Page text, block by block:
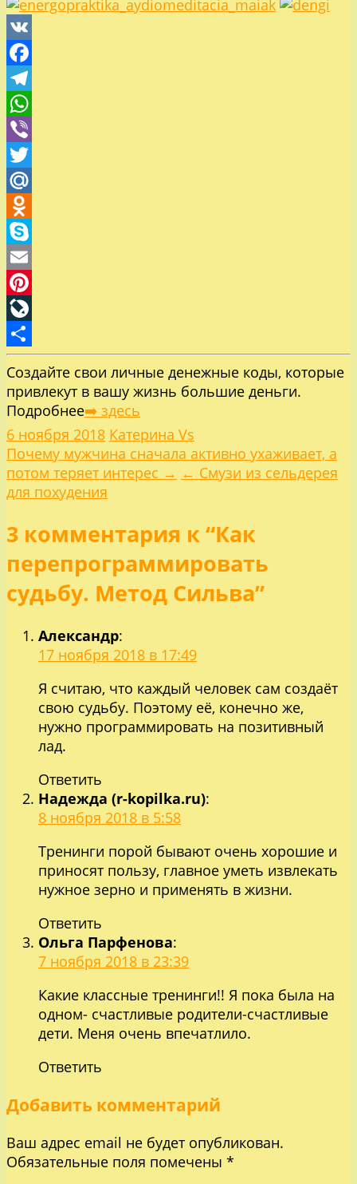
VK
Facebook
Telegram
WhatsApp
Viber
Twitter
Mail.Ru
Odnoklassniki
Skype
Email
Pinterest
LiveJournal
Отправить
Создайте свои личные денежные коды, которые
привлекут в вашу жизнь большие деньги.
Подробнее➡️ здесь
6 ноября 2018 Катерина Vs
Навигация
по
записям
Почему мужчина сначала активно ухаживает, а
потом теряет интерес → ← Смузи из сельдерея
для похудения
3 комментария к “Как
перепрограммировать
судьбу. Метод Сильва”
Александр:
17 ноября 2018 в 17:49
Я считаю, что каждый человек сам создаёт
свою судьбу. Поэтому её, конечно же,
нужно программировать на позитивный
лад.
Ответить
Надежда (r-kopilka.ru):
8 ноября 2018 в 5:58
Тренинги порой бывают очень хорошие и
приносят пользу, главное уметь извлекать
нужное зерно и применять в жизни.
Ответить
Ольга Парфенова:
7 ноября 2018 в 23:39
Какие классные тренинги!! Я пока была на
одном- счастливые родители-счастливые
дети. Меня очень впечатлило.
Ответить
Добавить комментарий
Ваш адрес email не будет опубликован.
Обязательные поля помечены *